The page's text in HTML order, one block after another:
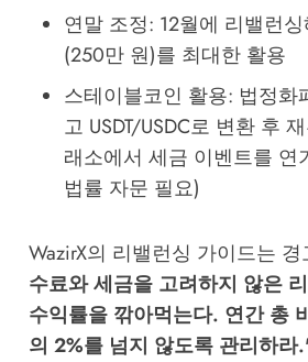
연말 조정: 12월에 리밸런
(250만 원)를 최대한 활용
스테이블코인 활용: 법정화
고 USDT/USDC로 변환 후
래소에서 세금 이벤트를 연
법률 자문 필요)
WazirX의 리밸런싱 가이드는 경
수료와 세금을 고려하지 않은
수익률을 깎아먹는다. 연간 총
의 2%를 넘지 않도록 관리하라